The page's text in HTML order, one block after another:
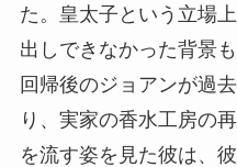
た。皇太子という立場
出しできなかった背景
回帰後のジョアンが過
り、実家の香水工房の
を流す姿を見た彼は、